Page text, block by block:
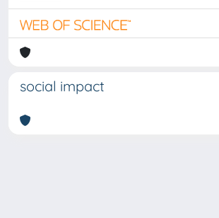
social impact